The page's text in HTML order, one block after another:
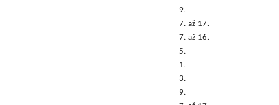
9.
7. až 17.
7. až 16.
5.
1.
3.
9.